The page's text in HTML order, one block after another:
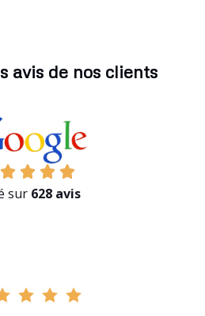
avis de nos clients
sur 628 avis